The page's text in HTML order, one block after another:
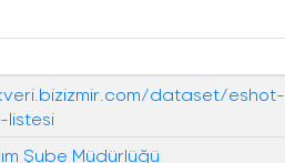
dataset/eshot-
Şube Müdürlüğü